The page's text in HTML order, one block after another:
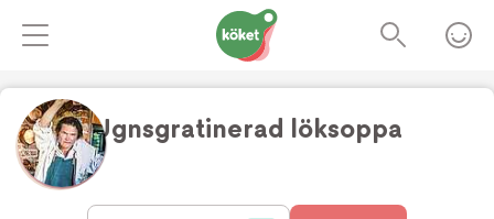
Ugnsgratinerad löksoppa